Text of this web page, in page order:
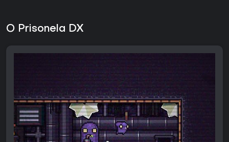
O Prisonela DX